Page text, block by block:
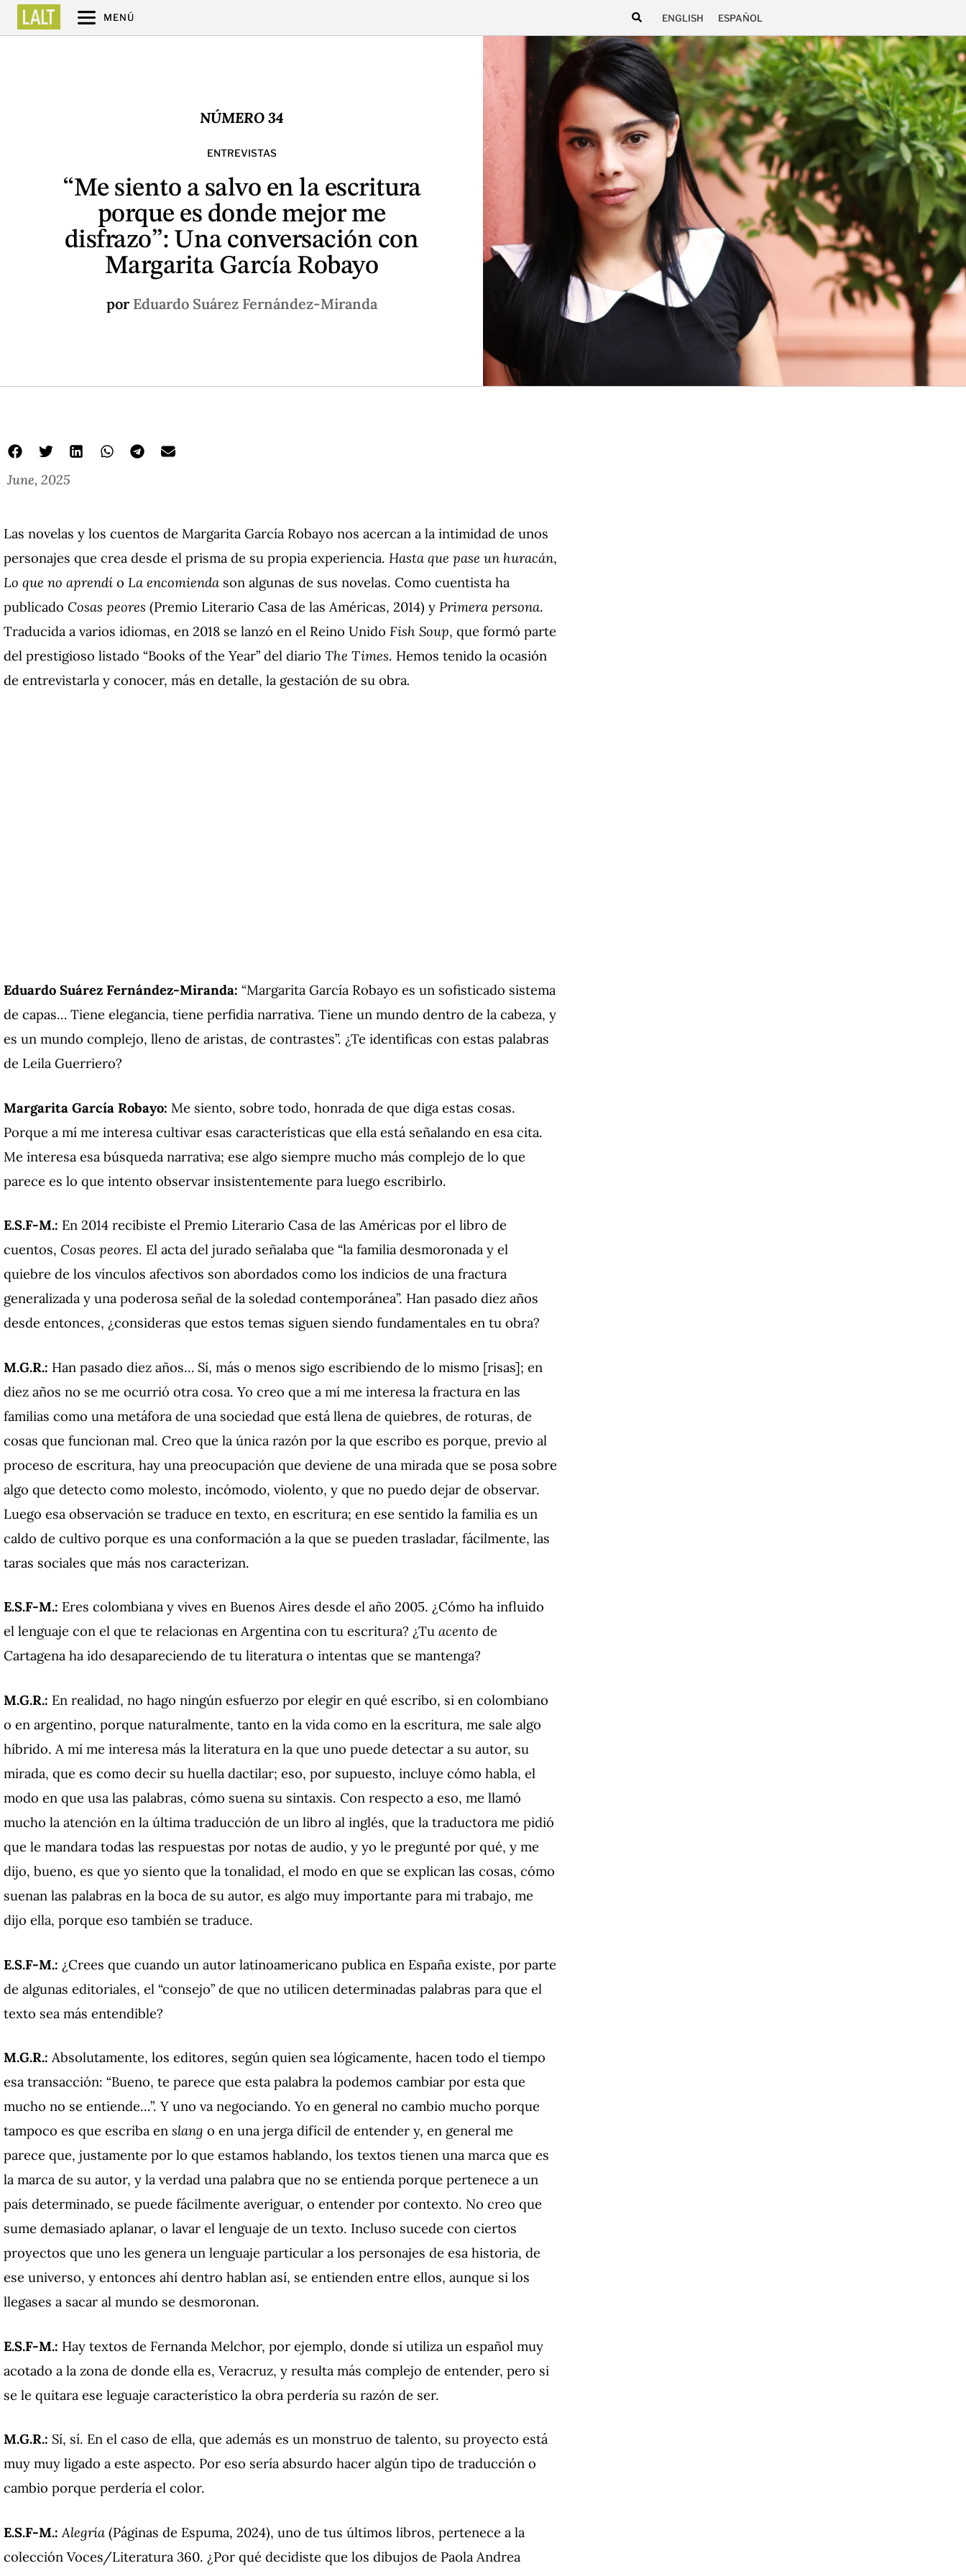
MENÚ ENGLISH ESPAÑOL
NÚMERO 34
ENTREVISTAS
“Me siento a salvo en la escritura
porque es donde mejor me
disfrazo”: Una conversación con
Margarita García Robayo
por Eduardo Suárez Fernández-Miranda
June, 2025
Las novelas y los cuentos de Margarita García Robayo nos acercan a la intimidad de unos
personajes que crea desde el prisma de su propia experiencia. Hasta que pase un huracán,
Lo que no aprendí o La encomienda son algunas de sus novelas. Como cuentista ha
publicado Cosas peores (Premio Literario Casa de las Américas, 2014) y Primera persona.
Traducida a varios idiomas, en 2018 se lanzó en el Reino Unido Fish Soup, que formó parte
del prestigioso listado “Books of the Year” del diario The Times. Hemos tenido la ocasión
de entrevistarla y conocer, más en detalle, la gestación de su obra.
Eduardo Suárez Fernández-Miranda: “Margarita García Robayo es un sofisticado sistema
de capas… Tiene elegancia, tiene perfidia narrativa. Tiene un mundo dentro de la cabeza, y
es un mundo complejo, lleno de aristas, de contrastes”. ¿Te identificas con estas palabras
de Leila Guerriero?
Margarita García Robayo: Me siento, sobre todo, honrada de que diga estas cosas.
Porque a mí me interesa cultivar esas características que ella está señalando en esa cita.
Me interesa esa búsqueda narrativa; ese algo siempre mucho más complejo de lo que
parece es lo que intento observar insistentemente para luego escribirlo.
E.S.F-M.: En 2014 recibiste el Premio Literario Casa de las Américas por el libro de
cuentos, Cosas peores. El acta del jurado señalaba que “la familia desmoronada y el
quiebre de los vínculos afectivos son abordados como los indicios de una fractura
generalizada y una poderosa señal de la soledad contemporánea”. Han pasado diez años
desde entonces, ¿consideras que estos temas siguen siendo fundamentales en tu obra?
M.G.R.: Han pasado diez años… Sí, más o menos sigo escribiendo de lo mismo [risas]; en
diez años no se me ocurrió otra cosa. Yo creo que a mí me interesa la fractura en las
familias como una metáfora de una sociedad que está llena de quiebres, de roturas, de
cosas que funcionan mal. Creo que la única razón por la que escribo es porque, previo al
proceso de escritura, hay una preocupación que deviene de una mirada que se posa sobre
algo que detecto como molesto, incómodo, violento, y que no puedo dejar de observar.
Luego esa observación se traduce en texto, en escritura; en ese sentido la familia es un
caldo de cultivo porque es una conformación a la que se pueden trasladar, fácilmente, las
taras sociales que más nos caracterizan.
E.S.F-M.: Eres colombiana y vives en Buenos Aires desde el año 2005. ¿Cómo ha influido
el lenguaje con el que te relacionas en Argentina con tu escritura? ¿Tu acento de
Cartagena ha ido desapareciendo de tu literatura o intentas que se mantenga?
M.G.R.: En realidad, no hago ningún esfuerzo por elegir en qué escribo, si en colombiano
o en argentino, porque naturalmente, tanto en la vida como en la escritura, me sale algo
híbrido. A mí me interesa más la literatura en la que uno puede detectar a su autor, su
mirada, que es como decir su huella dactilar; eso, por supuesto, incluye cómo habla, el
modo en que usa las palabras, cómo suena su sintaxis. Con respecto a eso, me llamó
mucho la atención en la última traducción de un libro al inglés, que la traductora me pidió
que le mandara todas las respuestas por notas de audio, y yo le pregunté por qué, y me
dijo, bueno, es que yo siento que la tonalidad, el modo en que se explican las cosas, cómo
suenan las palabras en la boca de su autor, es algo muy importante para mi trabajo, me
dijo ella, porque eso también se traduce.
E.S.F-M.: ¿Crees que cuando un autor latinoamericano publica en España existe, por parte
de algunas editoriales, el “consejo” de que no utilicen determinadas palabras para que el
texto sea más entendible?
M.G.R.: Absolutamente, los editores, según quien sea lógicamente, hacen todo el tiempo
esa transacción: “Bueno, te parece que esta palabra la podemos cambiar por esta que
mucho no se entiende…”. Y uno va negociando. Yo en general no cambio mucho porque
tampoco es que escriba en slang o en una jerga difícil de entender y, en general me
parece que, justamente por lo que estamos hablando, los textos tienen una marca que es
la marca de su autor, y la verdad una palabra que no se entienda porque pertenece a un
país determinado, se puede fácilmente averiguar, o entender por contexto. No creo que
sume demasiado aplanar, o lavar el lenguaje de un texto. Incluso sucede con ciertos
proyectos que uno les genera un lenguaje particular a los personajes de esa historia, de
ese universo, y entonces ahí dentro hablan así, se entienden entre ellos, aunque si los
llegases a sacar al mundo se desmoronan.
E.S.F-M.: Hay textos de Fernanda Melchor, por ejemplo, donde sí utiliza un español muy
acotado a la zona de donde ella es, Veracruz, y resulta más complejo de entender, pero si
se le quitara ese leguaje característico la obra perdería su razón de ser.
M.G.R.: Sí, sí. En el caso de ella, que además es un monstruo de talento, su proyecto está
muy muy ligado a este aspecto. Por eso sería absurdo hacer algún tipo de traducción o
cambio porque perdería el color.
E.S.F-M.:Alegría (Páginas de Espuma, 2024), uno de tus últimos libros, pertenece a la
colección Voces/Literatura 360. ¿Por qué decidiste que los dibujos de Paola Andrea